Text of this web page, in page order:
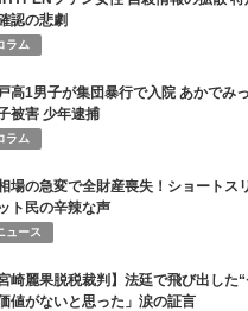
認の悲劇
ラム
高1男子が集団暴行で入院 あかでみ
被害 少年逮捕
ラム
場の急変で全財産喪失！ショートス
ト民の辛辣な声
ュース
宮崎麗果脱税裁判】法廷で飛び出し
値がないと思った」涙の証言